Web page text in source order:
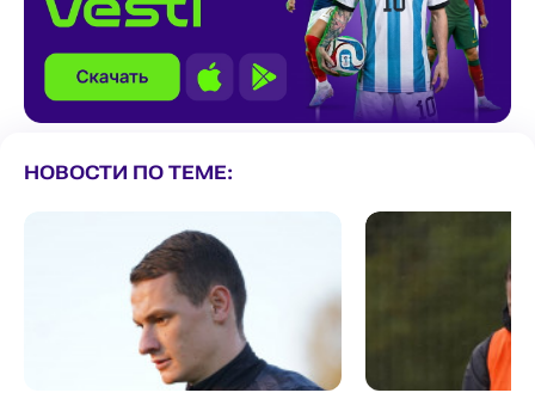
НОВОСТИ ПО ТЕМЕ: